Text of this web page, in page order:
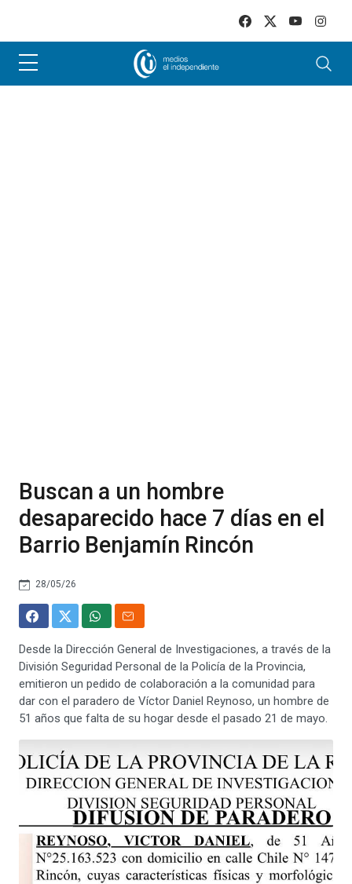
Buscan a un hombre
desaparecido hace 7 días en el
Barrio Benjamín Rincón
28/05/26
Desde la Dirección General de Investigaciones, a través de la
División Seguridad Personal de la Policía de la Provincia,
emitieron un pedido de colaboración a la comunidad para
dar con el paradero de Víctor Daniel Reynoso, un hombre de
51 años que falta de su hogar desde el pasado 21 de mayo.